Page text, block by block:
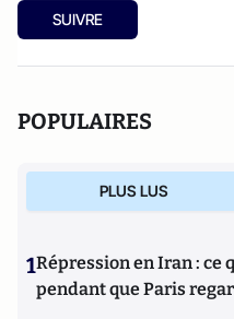
SUIVRE
POPULAIRES
PLUS LUS
1Répression en Iran : ce
pendant que Paris